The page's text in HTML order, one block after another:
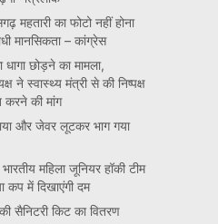
महतारी का फोटो नहीं होना
मानसिकता – कांग्रेस
छोड़ने का मामला,
ने स्वास्थ्य मंत्री से की निष्पक्ष
की मांग
और जेवर लूटकर भाग गया
महिला जूनियर हॉकी टीम
कप में दिखाएंगी दम
सैनिटरी किट का वितरण